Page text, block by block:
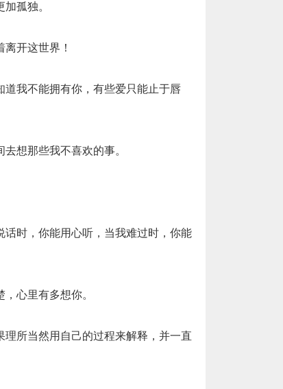
孤独。
开这世界！
道我不能拥有你，有些爱只能止于唇
想那些我不喜欢的事。
时，你能用心听，当我难过时，你能
心里有多想你。
所当然用自己的过程来解释，并一直